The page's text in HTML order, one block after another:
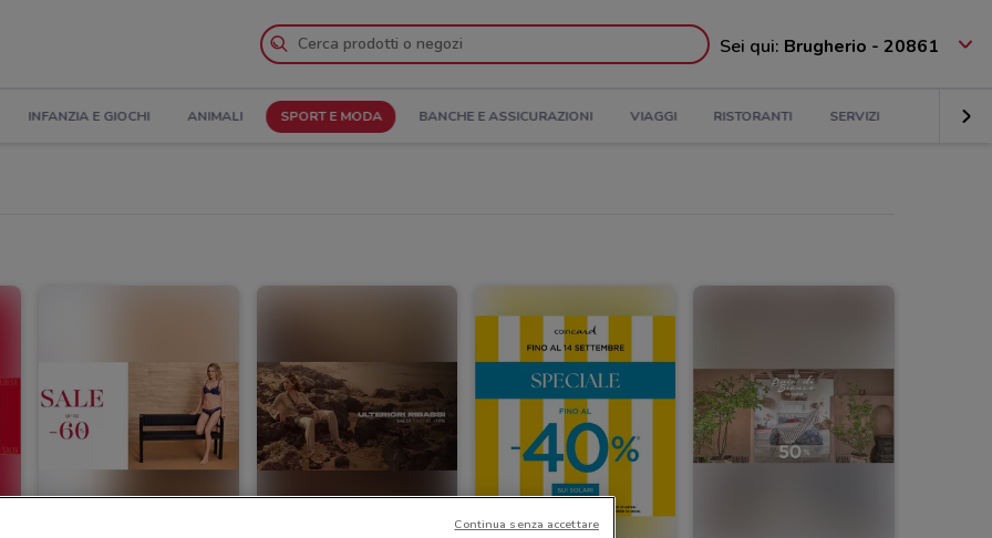
Sei qui: Brugherio - 20861
INFANZIA E GIOCHI ANIMALI SPORT E MODA BANCHE E ASSICURAZIONI VIAGGI RISTORANTI SERVIZI
Continua senza accettare